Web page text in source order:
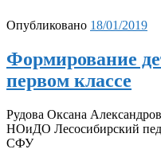
Опубликовано 18/01/2019
Формирование
первом классе
Рудова Оксана
НОиДО Лесосибирский
СФУ